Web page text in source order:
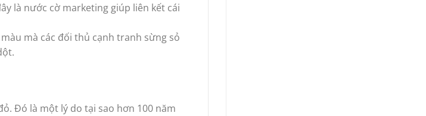
là nước cờ marketing giúp liên kết cái
mà các đối thủ cạnh tranh sừng sỏ
Đó là một lý do tại sao hơn 100 năm